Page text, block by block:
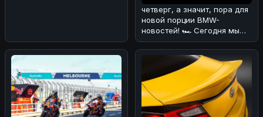
четверг, а значит, пора для
новой порции BMW-
новостей! 🏎 Сегодня мы
поговорим о довольно
курьёзном